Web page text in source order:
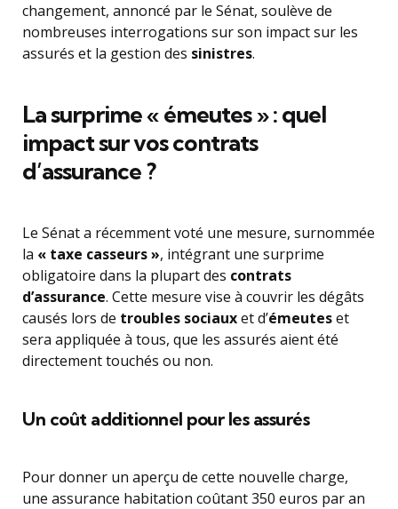
changement, annoncé par le Sénat, soulève de
nombreuses interrogations sur son impact sur les
assurés et la gestion des sinistres.
La surprime « émeutes » : quel
impact sur vos contrats
d’assurance ?
Le Sénat a récemment voté une mesure, surnommée
la « taxe casseurs », intégrant une surprime
obligatoire dans la plupart des contrats
d’assurance. Cette mesure vise à couvrir les dégâts
causés lors de troubles sociauxet d’émeuteset
sera appliquée à tous, que les assurés aient été
directement touchés ou non.
Un coût additionnel pour les assurés
Pour donner un aperçu de cette nouvelle charge,
une assurance habitation coûtant 350 euros par an